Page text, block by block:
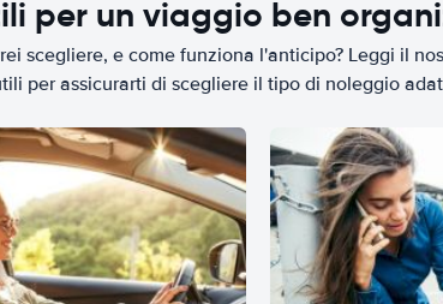
per un viaggio ben
scegliere, e come funziona l'anticipo? Leggi il
per assicurarti di scegliere il tipo di noleggio